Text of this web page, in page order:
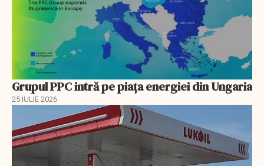
Grupul PPC intră pe piața energiei din Ungaria
25 IULIE 2026